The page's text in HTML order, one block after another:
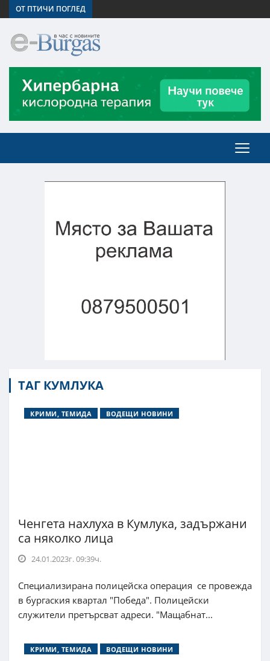
ОТ ПТИЧИ ПОГЛЕД
ТАГ КУМЛУКА
КРИМИ, ТЕМИДА ВОДЕЩИ НОВИНИ
Ченгета нахлуха в Кумлука, задържани
са няколко лица
24.01.2023г. 09:39ч.
Специализирана полицейска операция се провежда
в бургаския квартал "Победа". Полицейски
служители претърсват адреси. "Мащабнат...
КРИМИ, ТЕМИДА ВОДЕЩИ НОВИНИ